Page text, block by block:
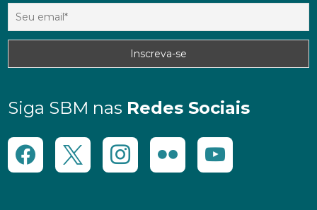
Siga SBM nas Redes Sociais